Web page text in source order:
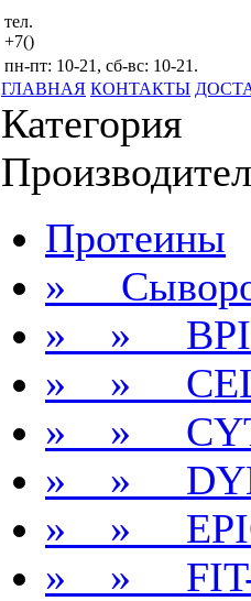
тел.
+7()
пн-пт: 10-21, сб-вс: 10-21.
ГЛАВНАЯ КОНТАКТЫ
Категория
Протеины
»
» » BPI
» »
» »
» »
» »
» » FIT-